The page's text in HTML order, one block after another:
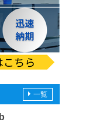
一覧